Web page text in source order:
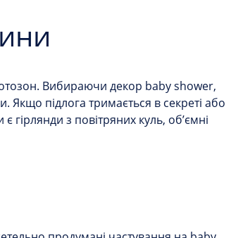
Вибираючи декор baby shower,
Якщо підлога тримається в секреті або
гірлянди з повітряних куль, об’ємні